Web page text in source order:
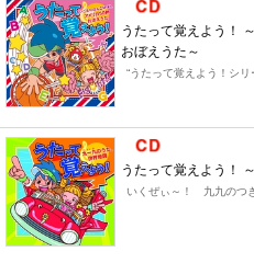
うたって覚えよう！
おぼえうた～
“うたって覚えよう！シリ
うたって覚えよう！
いくぜぃ～！ 九九のつ